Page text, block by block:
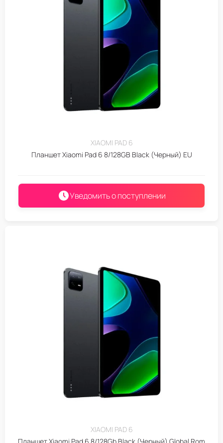
XIAOMI PAD 6
Планшет Xiaomi Pad 6 8/128GB Black (Черный) EU
Уведомить о поступлении
XIAOMI PAD 6